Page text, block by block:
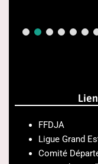
FFDJA
Ligue Grand
Comité